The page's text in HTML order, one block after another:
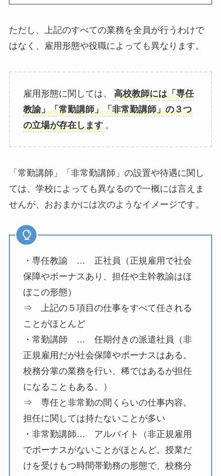
ただし、上記のすべての業務を全員が行うわけで
はなく、雇用形態や役職によっても異なります。
雇用形態に関しては、
高校教師には「専任
教諭」「常勤講師」「非常勤講師」の３つ
の立場が存在します 。
「常勤講師」「非常勤講師」の設置や待遇に関し
ては、学校によっても異なるので一概には言えま
せんが、おおまかには次のようなイメージです。
・専任教諭 … 正社員（正規雇用で社会
保障やボーナスあり、担任や主幹教諭はほ
ぼこの形態）
⇒ 上記の５項目の仕事をすべて任される
ことがほとんど
・常勤講師 … 任期付きの派遣社員（非
正規雇用だが社会保障やボーナスはある。
校務分掌の業務を行い、稀ではあるが担任
になることもある。）
⇒ 専任と非常勤の間くらいの仕事内容。
担任に関しては持たないことが多い
・非常勤講師… アルバイト（非正規雇用
でボーナスがないことがほとんど。授業だ
けを受けもつ時間帯勤務の形態で、校務分